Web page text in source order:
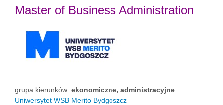
Master of Business Administration
grupa kierunków: ekonomiczne, administracyjne
Uniwersytet WSB Merito Bydgoszcz